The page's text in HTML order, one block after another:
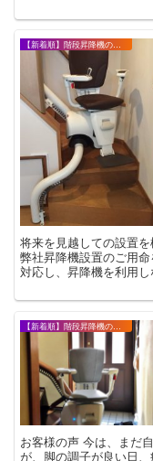
【新着順】階段昇降機の設置事例・お客様の声
将来を見越しての設置
弊社昇降機設置のご用
対応し、昇降機を利用
【新着順】階段昇降機の設置事例・お客様の声
お客様の声 今は、まだ
が、脚の調子が良い日